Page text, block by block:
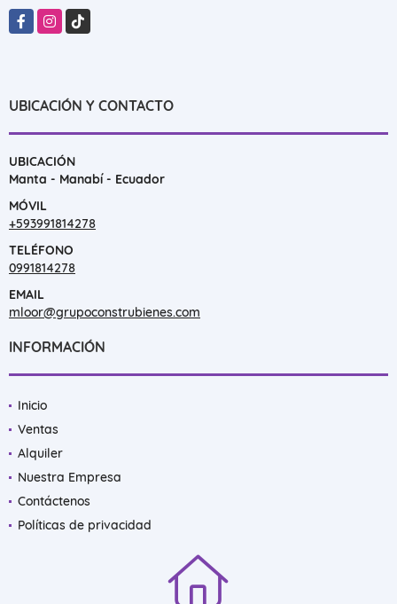
FacebookInstagram
TikTok
UBICACIÓN Y CONTACTO
UBICACIÓN
Manta - Manabí - Ecuador
MÓVIL
+593991814278
TELÉFONO
0991814278
EMAIL
mloor@grupoconstrubienes.com
INFORMACIÓN
Inicio
Ventas
Alquiler
Nuestra Empresa
Contáctenos
Políticas de privacidad